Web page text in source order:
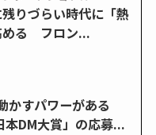
りづらい時代に「熱
める フロン...
かすパワーがある
本DM大賞」の応募...